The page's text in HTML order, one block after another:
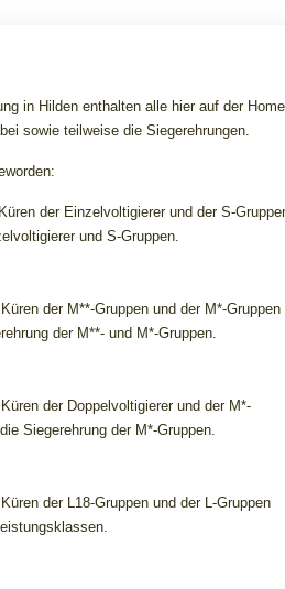
in Hilden enthalten alle hier auf der
sowie teilweise die Siegerehrungen.
der Einzelvoltigierer und der S-
und S-Gruppen.
der M**-Gruppen und der M*-Gruppen
der M**- und M*-Gruppen.
der Doppelvoltigierer und der M*-
Siegerehrung der M*-Gruppen.
der L18-Gruppen und der L-Gruppen